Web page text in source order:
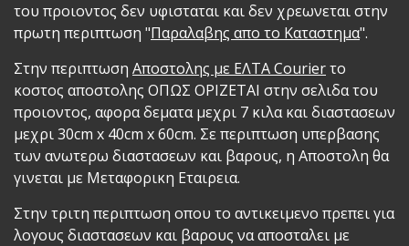
του προιοντος δεν υφισταται και δεν χρεωνεται στην
πρωτη περιπτωση "Παραλαβης απο το Καταστημα".
Στην περιπτωση Αποστολης με ΕΛΤΑ Courierτο
κοστος αποστολης ΟΠΩΣ ΟΡΙΖΕΤΑΙ στην σελιδα του
προιοντος, αφορα δεματα μεχρι 7 κιλα και διαστασεων
μεχρι 30cm x 40cm x 60cm. Σε περιπτωση υπερβασης
των ανωτερω διαστασεων και βαρους, η Αποστολη θα
γινεται με Μεταφορικη Εταιρεια.
Στην τριτη περιπτωση οπου το αντικειμενο πρεπει για
λογους διαστασεων και βαρους να αποσταλει με